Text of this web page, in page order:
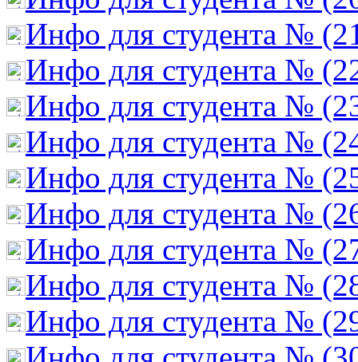
Инфо для студента №
Инфо для студента №
Инфо для студента №
Инфо для студента №
Инфо для студента №
Инфо для студента №
Инфо для студента №
Инфо для студента №
Инфо для студента №